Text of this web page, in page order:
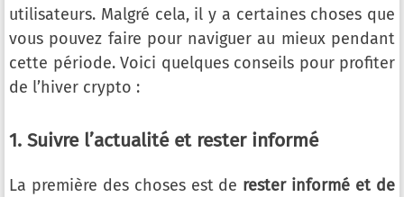
utilisateurs. Malgré cela, il y a certaines choses que
vous pouvez faire pour naviguer au mieux pendant
cette période. Voici quelques conseils pour profiter
de l’hiver crypto :
1. Suivre l’actualité et rester informé
La première des choses est de rester informé et de